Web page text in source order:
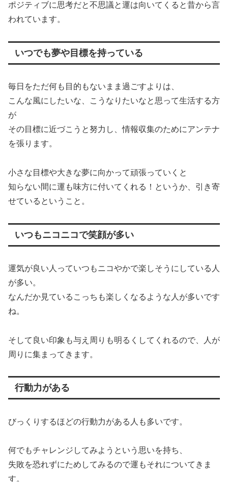
ポジティブに思考だと不思議と運は向いてくると昔から言
われています。
いつでも夢や目標を持っている
毎日をただ何も目的もないまま過ごすよりは、
こんな風にしたいな、こうなりたいなと思って生活する方
が
その目標に近づこうと努力し、情報収集のためにアンテナ
を張ります。
小さな目標や大きな夢に向かって頑張っていくと
知らない間に運も味方に付いてくれる！というか、引き寄
せているということ。
いつもニコニコで笑顔が多い
運気が良い人っていつもニコやかで楽しそうにしている人
が多い。
なんだか見ているこっちも楽しくなるような人が多いです
ね。
そして良い印象も与え周りも明るくしてくれるので、人が
周りに集まってきます。
行動力がある
びっくりするほどの行動力がある人も多いです。
何でもチャレンジしてみようという思いを持ち、
失敗を恐れずにためしてみるので運もそれについてきま
す。